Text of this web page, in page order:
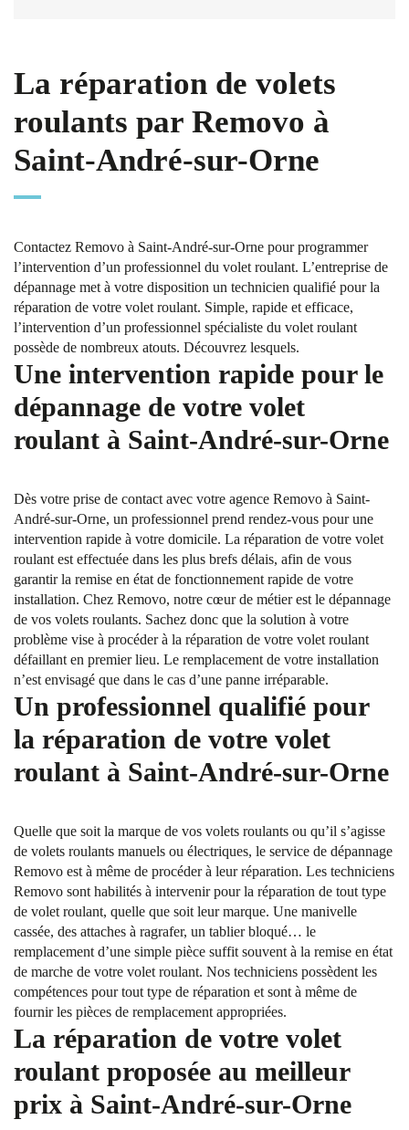
La réparation de volets
roulants par Removo à
Saint-André-sur-Orne
Contactez Removo à Saint-André-sur-Orne pour programmer
l’intervention d’un professionnel du volet roulant. L’entreprise de
dépannage met à votre disposition un technicien qualifié pour la
réparation de votre volet roulant. Simple, rapide et efficace,
l’intervention d’un professionnel spécialiste du volet roulant
possède de nombreux atouts. Découvrez lesquels.
Une intervention rapide pour le
dépannage de votre volet
roulant à Saint-André-sur-Orne
Dès votre prise de contact avec votre agence Removo à Saint-
André-sur-Orne, un professionnel prend rendez-vous pour une
intervention rapide à votre domicile. La réparation de votre volet
roulant est effectuée dans les plus brefs délais, afin de vous
garantir la remise en état de fonctionnement rapide de votre
installation. Chez Removo, notre cœur de métier est le dépannage
de vos volets roulants. Sachez donc que la solution à votre
problème vise à procéder à la réparation de votre volet roulant
défaillant en premier lieu. Le remplacement de votre installation
n’est envisagé que dans le cas d’une panne irréparable.
Un professionnel qualifié pour
la réparation de votre volet
roulant à Saint-André-sur-Orne
Quelle que soit la marque de vos volets roulants ou qu’il s’agisse
de volets roulants manuels ou électriques, le service de dépannage
Removo est à même de procéder à leur réparation. Les techniciens
Removo sont habilités à intervenir pour la réparation de tout type
de volet roulant, quelle que soit leur marque. Une manivelle
cassée, des attaches à ragrafer, un tablier bloqué… le
remplacement d’une simple pièce suffit souvent à la remise en état
de marche de votre volet roulant. Nos techniciens possèdent les
compétences pour tout type de réparation et sont à même de
fournir les pièces de remplacement appropriées.
La réparation de votre volet
roulant proposée au meilleur
prix à Saint-André-sur-Orne